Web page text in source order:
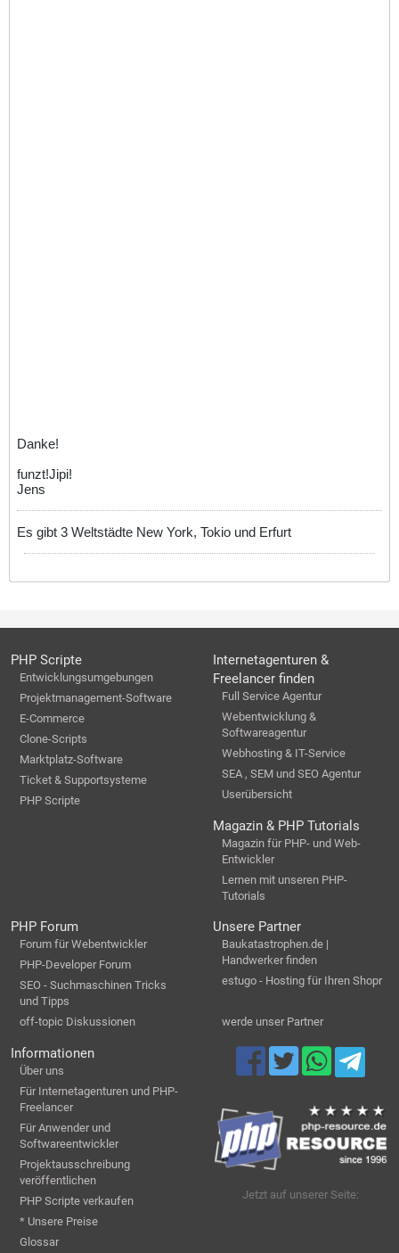
Danke!
funzt!Jipi!
Jens
Es gibt 3 Weltstädte New York, Tokio und Erfurt
PHP Scripte
Entwicklungsumgebungen
Projektmanagement-Software
E-Commerce
Clone-Scripts
Marktplatz-Software
Ticket & Supportsysteme
PHP Scripte
Internetagenturen &
Freelancer finden
Full Service Agentur
Webentwicklung &
Softwareagentur
Webhosting & IT-Service
SEA , SEM und SEO Agentur
Userübersicht
Magazin & PHP Tutorials
Magazin für PHP- und Web-
Entwickler
Lernen mit unseren PHP-
Tutorials
PHP Forum
Forum für Webentwickler
PHP-Developer Forum
SEO - Suchmaschinen Tricks
und Tipps
off-topic Diskussionen
Unsere Partner
Baukatastrophen.de |
Handwerker finden
estugo - Hosting für Ihren Shopr
werde unser Partner
Informationen
Über uns
Für Internetagenturen und PHP-
Freelancer
Für Anwender und
Softwareentwickler
Projektausschreibung
veröffentlichen
PHP Scripte verkaufen
* Unsere Preise
Glossar
Jetzt auf unserer Seite: